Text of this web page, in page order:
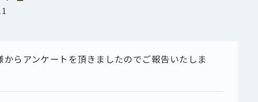
らアンケートを頂きましたのでご報告いたしま